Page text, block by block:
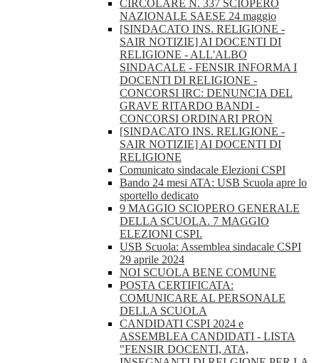
CIRCOLARE N. 337 SCIOPERO
NAZIONALE SAESE 24 maggio
[SINDACATO INS. RELIGIONE -
SAIR NOTIZIE] AI DOCENTI DI
RELIGIONE - ALL'ALBO
SINDACALE - FENSIR INFORMA I
DOCENTI DI RELIGIONE -
CONCORSI IRC: DENUNCIA DEL
GRAVE RITARDO BANDI -
CONCORSI ORDINARI PRON
[SINDACATO INS. RELIGIONE -
SAIR NOTIZIE] AI DOCENTI DI
RELIGIONE
Comunicato sindacale Elezioni CSPI
Bando 24 mesi ATA: USB Scuola apre lo
sportello dedicato
9 MAGGIO SCIOPERO GENERALE
DELLA SCUOLA. 7 MAGGIO
ELEZIONI CSPI.
USB Scuola: Assemblea sindacale CSPI
29 aprile 2024
NOI SCUOLA BENE COMUNE
POSTA CERTIFICATA:
COMUNICARE AL PERSONALE
DELLA SCUOLA
CANDIDATI CSPI 2024 e
ASSEMBLEA CANDIDATI - LISTA
"FENSIR DOCENTI, ATA,